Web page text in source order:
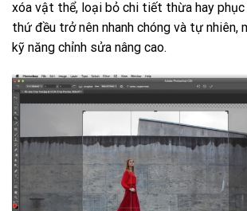
xóa vật thể, loại bỏ chi tiết thừa hay phục
thứ đều trở nên nhanh chóng và tự nhiên,
kỹ năng chỉnh sửa nâng cao.